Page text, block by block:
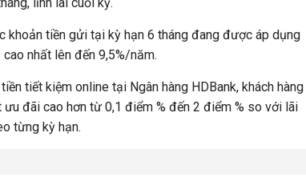
khoản tiền gửi tại kỳ hạn 6 tháng đang được áp dụng
nhất lên đến 9,5%/năm.
tiết kiệm online tại Ngân hàng HDBank, khách hàng
đãi cao hơn từ 0,1 điểm % đến 2 điểm % so với lãi
từng kỳ hạn.